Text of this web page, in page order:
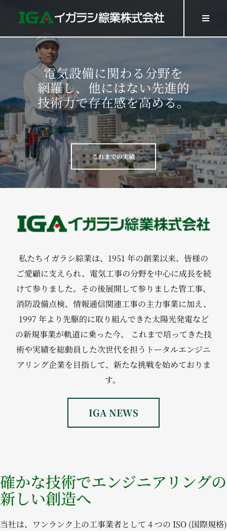
content
Toggle
HOME
SERVICES
Company
Recruit
GOODS
Contact
電気設備に関わる分野を
網羅し、他にはない先進的
技術力で存在感を高める。
これまでの実績
私たちイガラシ綜業は、1951 年の創業以来、皆様の
ご愛顧に支えられ、電気工事の分野を中心に成長を続
けて参りました。その後展開して参りました管工事、
消防設備点検、情報通信関連工事の主力事業に加え、
1997 年より先駆的に取り組んできた太陽光発電など
の新規事業が軌道に乗った今、 これまで培ってきた技
術や実績を総動員した次世代を担うトータルエンジニ
アリング企業を目指して、新たな挑戦を始めておりま
す。
IGA NEWS
確かな技術でエンジニアリングの
新しい創造へ
当社は、ワンランク上の工事業者として 4 つの ISO (国際規格)